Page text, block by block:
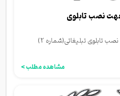
نصب تابلوی
تابلوی تبلیغاتی(شماره 2)
مشاهده مطلب >